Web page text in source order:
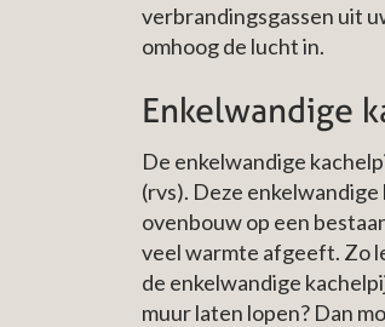
verbrandingsgassen uit
omhoog de lucht in.
Enkelwandige
De enkelwandige
(rvs). Deze
ovenbouw op een
veel warmte afgeeft. Zo
de enkelwandige
muur laten lopen? Dan